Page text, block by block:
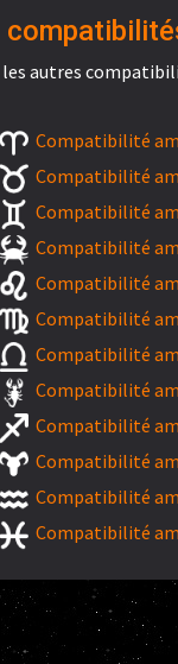
les autres
Compatibilité
Compatibilité
Compatibilité
Compatibilité
Compatibilité
Compatibilité
Compatibilité
Compatibilité
Compatibilité
Compatibilité
Compatibilité
Compatibilité